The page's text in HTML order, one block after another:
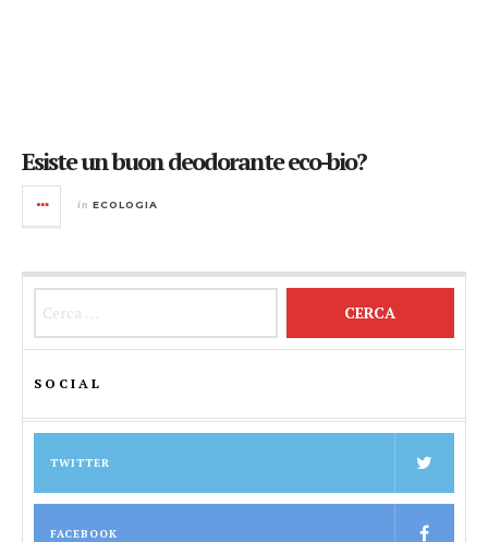
Esiste un buon deodorante eco-bio?
in ECOLOGIA
SOCIAL
TWITTER
FACEBOOK